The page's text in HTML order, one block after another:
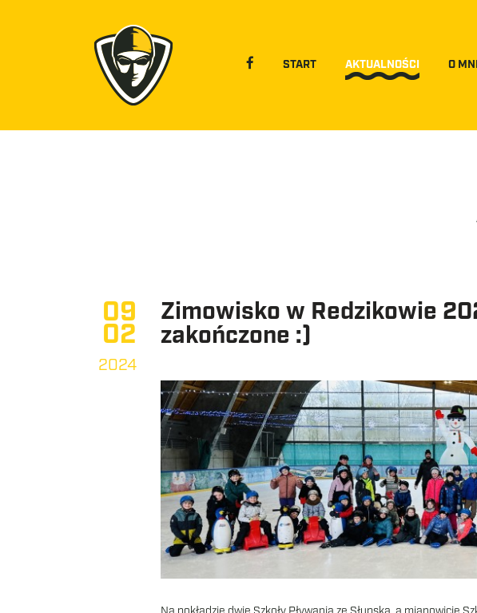
START AKTUALNOŚCI O
09
02
2024
Zimowisko w Redzikowie
zakończone :)